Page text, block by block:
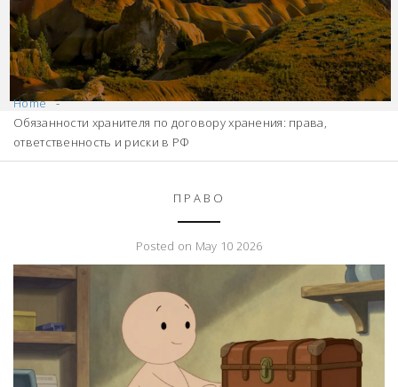
Home
Обязанности хранителя по договору хранения: права,
ответственность и риски в РФ
ПРАВО
Posted on May 10 2026